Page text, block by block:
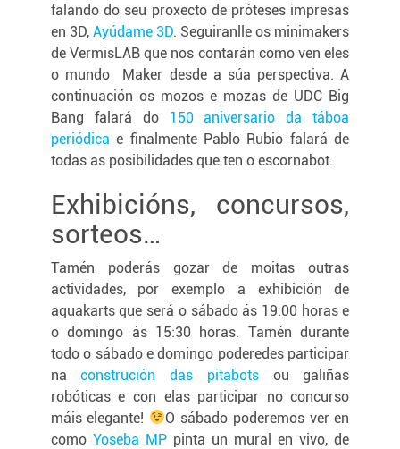
falando do seu proxecto de próteses impresas
en 3D, Ayúdame 3D. Seguiranlle os minimakers
de VermisLAB que nos contarán como ven eles
o mundo Maker desde a súa perspectiva. A
continuación os mozos e mozas de UDC Big
Bang falará do 150 aniversario da táboa
periódica e finalmente Pablo Rubio falará de
todas as posibilidades que ten o escornabot.
Exhibicións, concursos,
sorteos…
Tamén poderás gozar de moitas outras
actividades, por exemplo a exhibición de
aquakarts que será o sábado ás 19:00 horas e
o domingo ás 15:30 horas. Tamén durante
todo o sábado e domingo poderedes participar
naconstrución das pitabotsou galiñas
robóticas e con elas participar no concurso
máis elegante!
O sábado poderemos ver en
como Yoseba MPpinta un mural en vivo, de